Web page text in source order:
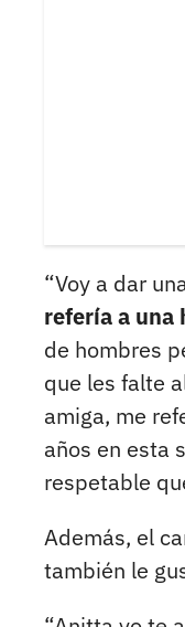
“Voy a dar
refería a una
de hombres
que les falte
amiga, me
años en esta
respetable
Además, el
también le